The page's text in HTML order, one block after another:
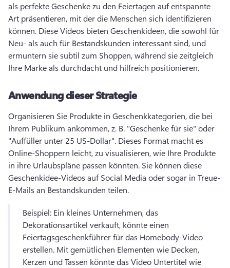
als perfekte Geschenke zu den Feiertagen auf entspannte
Art präsentieren, mit der die Menschen sich identifizieren
können. Diese Videos bieten Geschenkideen, die sowohl für
Neu- als auch für Bestandskunden interessant sind, und
ermuntern sie subtil zum Shoppen, während sie zeitgleich
Ihre Marke als durchdacht und hilfreich positionieren.
Anwendung dieser Strategie
Organisieren Sie Produkte in Geschenkkategorien, die bei
Ihrem Publikum ankommen, z. B. "Geschenke für sie" oder
"Auffüller unter 25 US-Dollar". Dieses Format macht es
Online-Shoppern leicht, zu visualisieren, wie Ihre Produkte
in ihre Urlaubspläne passen könnten. Sie können diese
Geschenkidee-Videos auf Social Media oder sogar in Treue-
E-Mails an Bestandskunden teilen.
Beispiel: Ein kleines Unternehmen, das
Dekorationsartikel verkauft, könnte einen
Feiertagsgeschenkführer für das Homebody-Video
erstellen. Mit gemütlichen Elementen wie Decken,
Kerzen und Tassen könnte das Video Untertitel wie